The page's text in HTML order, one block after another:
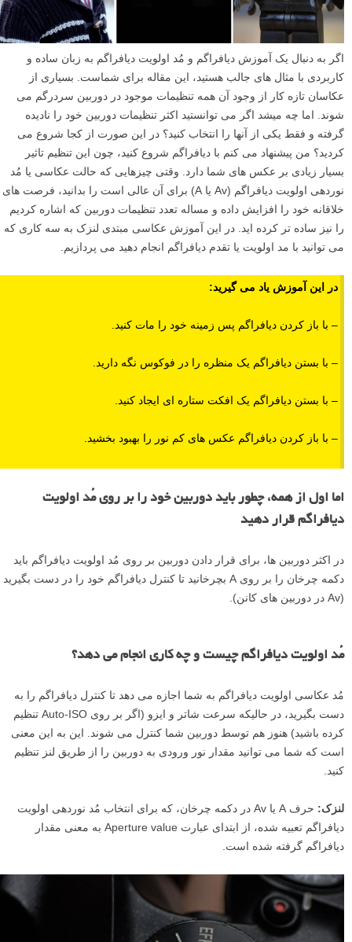
اگر به دنبال یک آموزش دیافراگم و مُد اولویت دیافراگم به زبان ساده و
کاربردی با مثال های جالب هستید، این مقاله برای شماست. بسیاری از
عکاسان تازه کار از وجود آن همه تنظیمات موجود در دوربین سردرگم می
شوند. اما چه میشد اگر می توانستید اکثر تنظیمات دوربین خود را نادیده
گرفته و فقط یکی از آنها را انتخاب کنید؟ در این صورت از کجا شروع می
کردید؟ من پیشنهاد می کنم با دیافراگم شروع کنید، چون این تنظیم تاثیر
بسیار زیادی بر عکس های شما دارد. وقتی چیزهایی که حالت عکاسی یا مُد
نوردهی اولویت دیافراگم (Av یا A) برای آن عالی است را بدانید، فرصت های
خلاقانه خود را افزایش داده و مساله تعدد تنظیمات دوربین که اشاره کردیم
را نیز ساده تر کرده اید. در این آموزش عکاسی مبتدی لنزک به سه کاری که
می توانید با مد اولویت یا تقدم دیافراگم انجام دهید می پردازیم.
در این آموزش یاد می گیرید:
– با باز کردن دیافراگم پس زمینه خود را مات کنید.
– با بستن دیافراگم یک منظره را در فوکوس نگه دارید.
– با بستن دیافراگم یک افکت ستاره ای ایجاد کنید.
– با باز کردن دیافراگم عکس های کم نور را بهبود بخشید.
اما اول از همه، چطور باید دوربین خود را بر روی مُد اولویت
دیافراگم قرار دهید
در اکثر دوربین ها، برای قرار دادن دوربین بر روی مُد اولویت دیافراگم باید
دکمه چرخان را بر روی A بچرخانید تا کنترل دیافراگم خود را در دست بگیرید
(Av در دوربین های کانن).
مُد اولویت دیافراگم چیست و چه کاری انجام می دهد؟
مُد عکاسی اولویت دیافراگم به شما اجازه می دهد تا کنترل دیافراگم را به
دست بگیرید، در حالیکه سرعت شاتر و ایزو (اگر بر روی Auto-ISO تنظیم
کرده باشید) هنوز هم توسط دوربین شما کنترل می شوند. این به این معنی
است که شما می توانید مقدار نور ورودی به دوربین را از طریق لنز تنظیم
کنید.
لنزک:
حرف A یا Av در دکمه چرخان، که برای انتخاب مُد نوردهی اولویت
دیافراگم تعبیه شده، از ابتدای عبارت Aperture value به معنی مقدار
دیافراگم گرفته شده است.